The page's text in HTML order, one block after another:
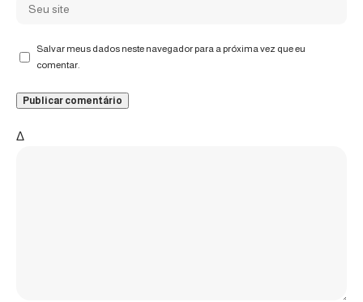
Salvar meus dados neste navegador para a próxima vez que eu
comentar.
Δ